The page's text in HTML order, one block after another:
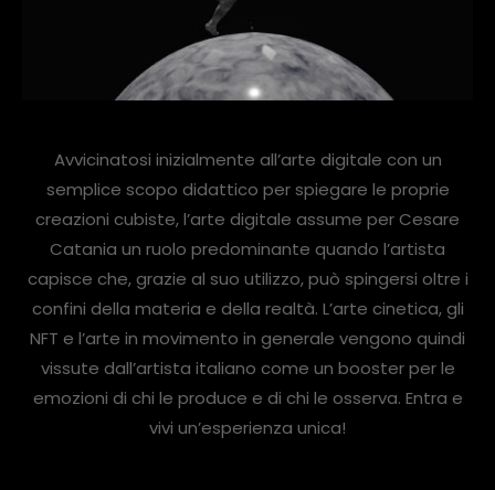
Avvicinatosi inizialmente all’arte digitale con un
semplice scopo didattico per spiegare le proprie
creazioni cubiste, l’arte digitale assume per Cesare
Catania un ruolo predominante quando l’artista
capisce che, grazie al suo utilizzo, può spingersi oltre i
confini della materia e della realtà. L’arte cinetica, gli
NFT e l’arte in movimento in generale vengono quindi
vissute dall’artista italiano come un booster per le
emozioni di chi le produce e di chi le osserva. Entra e
vivi un’esperienza unica!